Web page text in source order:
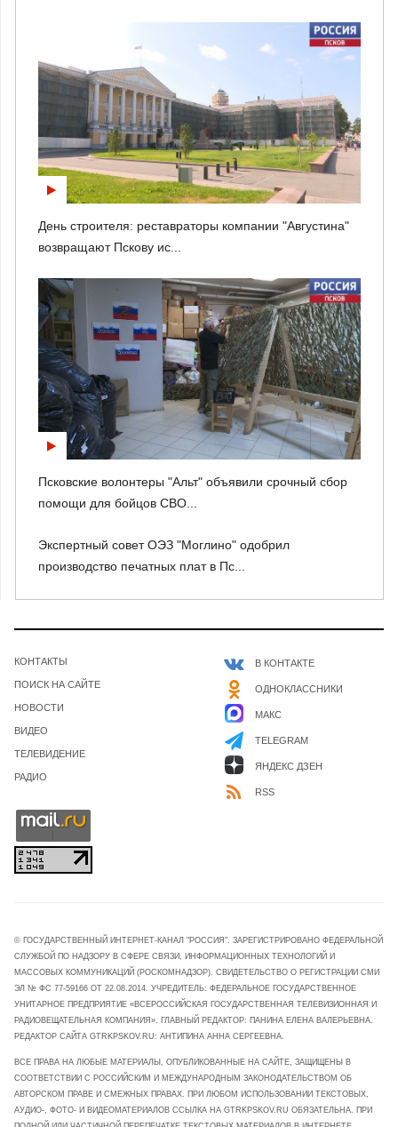
День строителя: реставраторы компании "Августина"
возвращают Пскову ис...
Псковские волонтеры "Альт" объявили срочный сбор
помощи для бойцов СВО...
Экспертный совет ОЭЗ "Моглино" одобрил
производство печатных плат в Пс...
КОНТАКТЫ
ПОИСК НА САЙТЕ
НОВОСТИ
ВИДЕО
ТЕЛЕВИДЕНИЕ
РАДИО
В КОНТАКТЕ
ОДНОКЛАССНИКИ
МАКС
TELEGRAM
ЯНДЕКС ДЗЕН
RSS
© ГОСУДАРСТВЕННЫЙ ИНТЕРНЕТ-КАНАЛ "РОССИЯ". ЗАРЕГИСТРИРОВАНО ФЕДЕРАЛЬНОЙ
СЛУЖБОЙ ПО НАДЗОРУ В СФЕРЕ СВЯЗИ, ИНФОРМАЦИОННЫХ ТЕХНОЛОГИЙ И
МАССОВЫХ КОММУНИКАЦИЙ (РОСКОМНАДЗОР). СВИДЕТЕЛЬСТВО О РЕГИСТРАЦИИ СМИ
ЭЛ № ФС 77-59166 ОТ 22.08.2014. УЧРЕДИТЕЛЬ: ФЕДЕРАЛЬНОЕ ГОСУДАРСТВЕННОЕ
УНИТАРНОЕ ПРЕДПРИЯТИЕ «ВСЕРОССИЙСКАЯ ГОСУДАРСТВЕННАЯ ТЕЛЕВИЗИОННАЯ И
РАДИОВЕЩАТЕЛЬНАЯ КОМПАНИЯ». ГЛАВНЫЙ РЕДАКТОР: ПАНИНА ЕЛЕНА ВАЛЕРЬЕВНА.
РЕДАКТОР САЙТА GTRKPSKOV.RU: АНТИПИНА АННА СЕРГЕЕВНА.
ВСЕ ПРАВА НА ЛЮБЫЕ МАТЕРИАЛЫ, ОПУБЛИКОВАННЫЕ НА САЙТЕ, ЗАЩИЩЕНЫ В
СООТВЕТСТВИИ С РОССИЙСКИМ И МЕЖДУНАРОДНЫМ ЗАКОНОДАТЕЛЬСТВОМ ОБ
АВТОРСКОМ ПРАВЕ И СМЕЖНЫХ ПРАВАХ. ПРИ ЛЮБОМ ИСПОЛЬЗОВАНИИ ТЕКСТОВЫХ,
АУДИО-, ФОТО- И ВИДЕОМАТЕРИАЛОВ ССЫЛКА НА GTRKPSKOV.RU ОБЯЗАТЕЛЬНА. ПРИ